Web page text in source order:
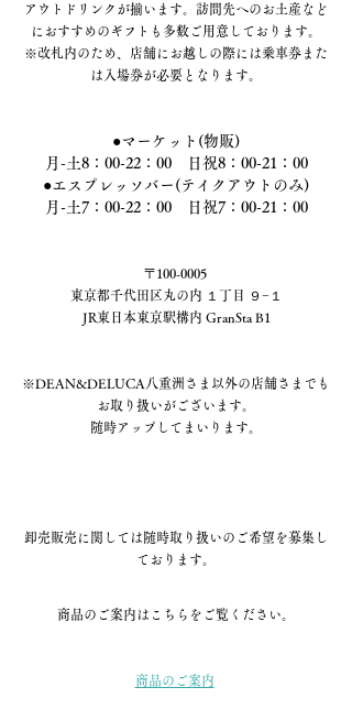
アウトドリンクが揃います。訪問先へのお土産など
におすすめのギフトも多数ご用意しております。
※改札内のため、店舗にお越しの際には乗車券また
は入場券が必要となります。
●マーケット(物販)
月-土8：00-22：00　日祝8：00-21：00
●エスプレッソバー(テイクアウトのみ)
月-土7：00-22：00　日祝7：00-21：00
〒100-0005
東京都千代田区丸の内 １丁目 ９−１
JR東日本東京駅構内 GranSta B1
※DEAN&DELUCA八重洲さま以外の店舗さまでも
お取り扱いがございます。
随時アップしてまいります。
卸売販売に関しては随時取り扱いのご希望を募集し
ております。
商品のご案内はこちらをご覧ください。
商品のご案内